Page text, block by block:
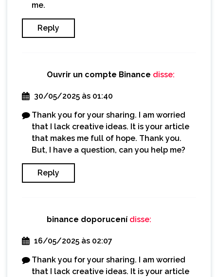
me.
Reply
Ouvrir un compte Binance disse:
30/05/2025 às 01:40
Thank you for your sharing. I am worried
that I lack creative ideas. It is your article
that makes me full of hope. Thank you.
But, I have a question, can you help me?
Reply
binance doporucení disse:
16/05/2025 às 02:07
Thank you for your sharing. I am worried
that I lack creative ideas. It is your article